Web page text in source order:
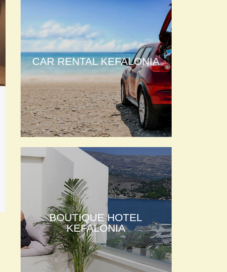
CAR RENTAL KEFALONIA
BOUTIQUE HOTEL
KEFALONIA